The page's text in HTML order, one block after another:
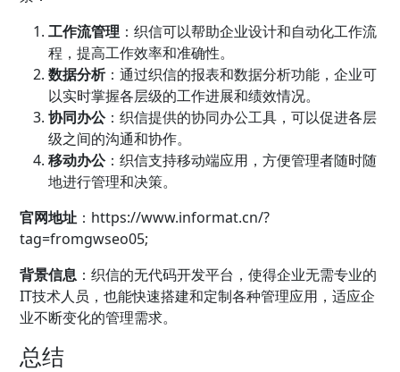
工作流管理 ：织信可以帮助企业设计和自动化工作流
程，提高工作效率和准确性。
数据分析：通过织信的报表和数据分析功能，企业可
以实时掌握各层级的工作进展和绩效情况。
协同办公：织信提供的协同办公工具，可以促进各层
级之间的沟通和协作。
移动办公：织信支持移动端应用，方便管理者随时随
地进行管理和决策。
官网地址 ： https://www.informat.cn/?
tag=fromgwseo05;
背景信息 ：织信的无代码开发平台，使得企业无需专业的
IT技术人员，也能快速搭建和定制各种管理应用，适应企
业不断变化的管理需求。
总结